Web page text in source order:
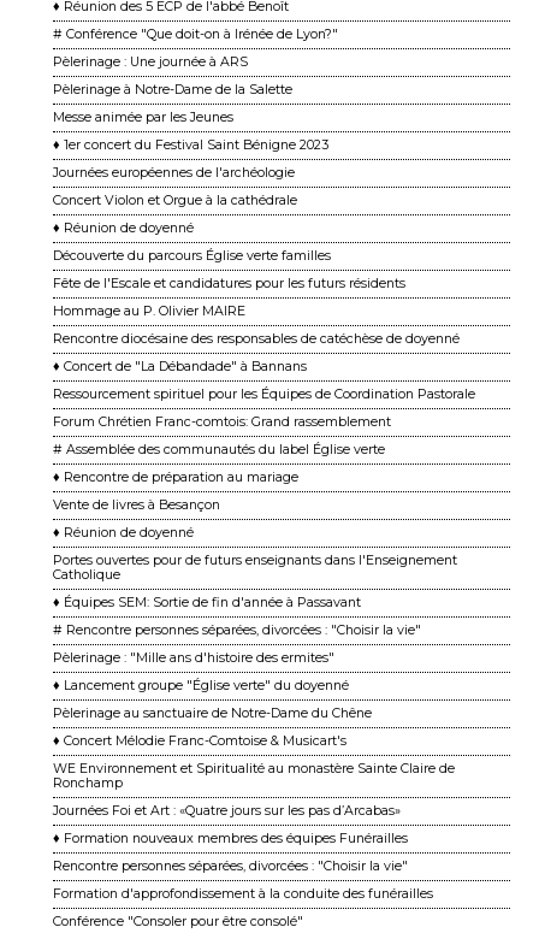
♦ Réunion des 5 ECP de l'abbé Benoît
# Conférence "Que doit-on à Irénée de Lyon?"
Pèlerinage : Une journée à ARS
Pèlerinage à Notre-Dame de la Salette
Messe animée par les Jeunes
♦ 1er concert du Festival Saint Bénigne 2023
Journées européennes de l'archéologie
Concert Violon et Orgue à la cathédrale
♦ Réunion de doyenné
Découverte du parcours Église verte familles
Fête de l'Escale et candidatures pour les futurs résidents
Hommage au P. Olivier MAIRE
Rencontre diocésaine des responsables de catéchèse de doyenné
♦ Concert de "La Débandade" à Bannans
Ressourcement spirituel pour les Équipes de Coordination Pastorale
Forum Chrétien Franc-comtois: Grand rassemblement
# Assemblée des communautés du label Église verte
♦ Rencontre de préparation au mariage
Vente de livres à Besançon
♦ Réunion de doyenné
Portes ouvertes pour de futurs enseignants dans l'Enseignement
Catholique
♦ Équipes SEM: Sortie de fin d'année à Passavant
# Rencontre personnes séparées, divorcées : "Choisir la vie"
Pèlerinage : "Mille ans d'histoire des ermites"
♦ Lancement groupe "Église verte" du doyenné
Pèlerinage au sanctuaire de Notre-Dame du Chêne
♦ Concert Mélodie Franc-Comtoise & Musicart's
WE Environnement et Spiritualité au monastère Sainte Claire de
Ronchamp
Journées Foi et Art : «Quatre jours sur les pas d’Arcabas»
♦ Formation nouveaux membres des équipes Funérailles
Rencontre personnes séparées, divorcées : "Choisir la vie"
Formation d'approfondissement à la conduite des funérailles
Conférence "Consoler pour être consolé"